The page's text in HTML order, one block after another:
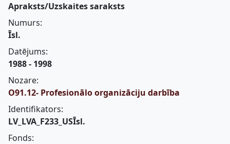
Apraksts/Uzskaites saraksts
Numurs:
Īsl.
Datējums:
1988 - 1998
Nozare:
O91.12- Profesionālo organizāciju darbība
Identifikators:
LV_LVA_F233_USĪsl.
Fonds: